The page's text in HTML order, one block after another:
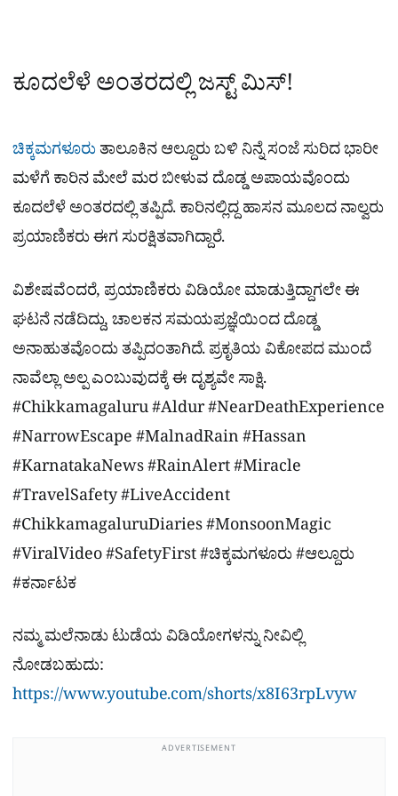
ಕೂದಲೆಳೆ ಅಂತರದಲ್ಲಿ ಜಸ್ಟ್ ಮಿಸ್!
ಚಿಕ್ಕಮಗಳೂರು ತಾಲೂಕಿನ ಆಲ್ದೂರು ಬಳಿ ನಿನ್ನೆ ಸಂಜೆ ಸುರಿದ ಭಾರೀ
ಮಳೆಗೆ ಕಾರಿನ ಮೇಲೆ ಮರ ಬೀಳುವ ದೊಡ್ಡ ಅಪಾಯವೊಂದು
ಕೂದಲೆಳೆ ಅಂತರದಲ್ಲಿ ತಪ್ಪಿದೆ. ಕಾರಿನಲ್ಲಿದ್ದ ಹಾಸನ ಮೂಲದ ನಾಲ್ವರು
ಪ್ರಯಾಣಿಕರು ಈಗ ಸುರಕ್ಷಿತವಾಗಿದ್ದಾರೆ.
ವಿಶೇಷವೆಂದರೆ, ಪ್ರಯಾಣಿಕರು ವಿಡಿಯೋ ಮಾಡುತ್ತಿದ್ದಾಗಲೇ ಈ
ಘಟನೆ ನಡೆದಿದ್ದು, ಚಾಲಕನ ಸಮಯಪ್ರಜ್ಞೆಯಿಂದ ದೊಡ್ಡ
ಅನಾಹುತವೊಂದು ತಪ್ಪಿದಂತಾಗಿದೆ. ಪ್ರಕೃತಿಯ ವಿಕೋಪದ ಮುಂದೆ
ನಾವೆಲ್ಲಾ ಅಲ್ಪ ಎಂಬುವುದಕ್ಕೆ ಈ ದೃಶ್ಯವೇ ಸಾಕ್ಷಿ.
#Chikkamagaluru #Aldur #NearDeathExperience
#NarrowEscape #MalnadRain #Hassan
#KarnatakaNews #RainAlert #Miracle
#TravelSafety #LiveAccident
#ChikkamagaluruDiaries #MonsoonMagic
#ViralVideo #SafetyFirst #ಚಿಕ್ಕಮಗಳೂರು #ಆಲ್ದೂರು
#ಕರ್ನಾಟಕ
ನಮ್ಮ ಮಲೆನಾಡು ಟುಡೆಯ ವಿಡಿಯೋಗಳನ್ನು ನೀವಿಲ್ಲಿ
ನೋಡಬಹುದು:
https://www.youtube.com/shorts/x8I63rpLvyw
ADVERTISEMENT